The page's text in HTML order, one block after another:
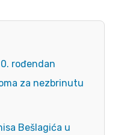
rođendan
za nezbrinutu
Bešlagića u